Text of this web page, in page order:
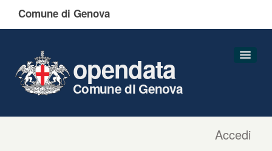
Comune di Genova
Accedi
opendata
Comune di Genova